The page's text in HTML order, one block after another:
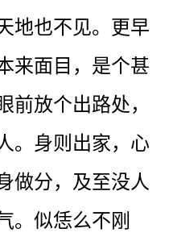
地也不见。更早
来面目，是个甚
前放个出路处，
。身则出家，心
做分，及至没人
。似恁么不刚